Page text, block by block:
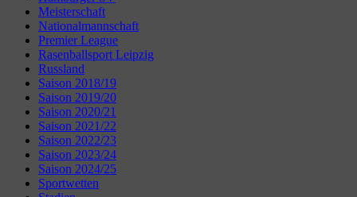
Meisterschaft
Nationalmannschaft
Premier League
Rasenballsport Leipzig
Russland
Saison 2018/19
Saison 2019/20
Saison 2020/21
Saison 2021/22
Saison 2022/23
Saison 2023/24
Saison 2024/25
Sportwetten